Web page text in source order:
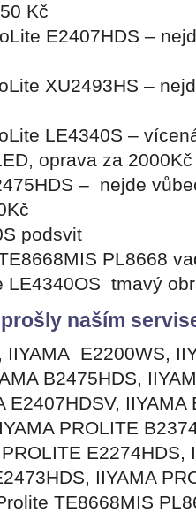
Kč
E2407HDS –
XU2493HS –
LE4340S –
oprava za 2000Kč
– nejde
podsvit
PL8668
LE4340OS tmavý
naším
IIYAMA E2200WS,
B2475HDS,
E2407HDSV,
PROLITE
E2274HDS,
IIYAMA
TE8668MIS